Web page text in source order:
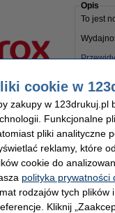
Opis
To jest
Kolor:
Typ:
Wersja:
2
2 153,66 zł
czyszczenia drukarki
Opis
cookie w
zakupy w 123drukuj.pl
Funkcjonalne
pliki analityczne
reklamy, które
cookie do
polityka prywatności
rodzajów tych plików
Kliknij